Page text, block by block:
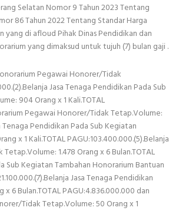
Selatan Nomor 9 Tahun 2023 Tentang
86 Tahun 2022 Tentang Standar Harga
yang di afloud Pihak Dinas Pendidikan dan
yang dimaksud untuk tujuh (7) bulan gaji .
Pegawai Honorer/Tidak
Jasa Tenaga Pendidikan Pada Sub
904 Orang x 1 Kali.TOTAL
Pegawai Honorer/Tidak Tetap.Volume:
Tenaga Pendidikan Pada Sub Kegiatan
x 1 Kali.TOTAL PAGU:103.400.000.(5).Belanja
1.478 Orang x 6 Bulan.TOTAL
Sub Kegiatan Tambahan Honorarium Bantuan
Jasa Tenaga Pendidikan
6 Bulan.TOTAL PAGU:4.836.000.000 dan
Tidak Tetap.Volume: 50 Orang x 1